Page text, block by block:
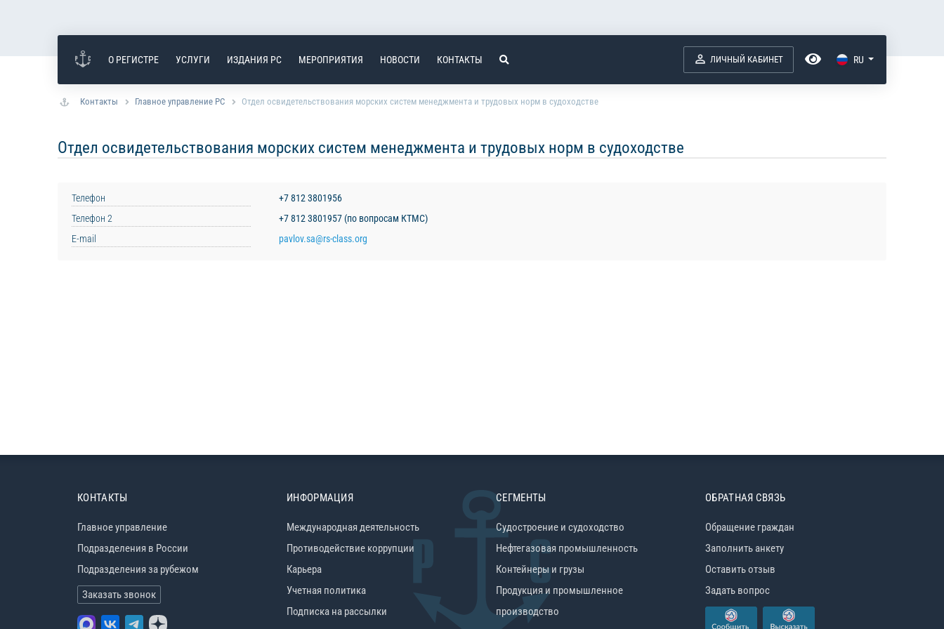
О РЕГИСТРЕ УСЛУГИ ИЗДАНИЯ РС МЕРОПРИЯТИЯ НОВОСТИ КОНТАКТЫ ЛИЧНЫЙ КАБИНЕТ RU
Контакты Главное управление РС Отдел освидетельствования морских систем менеджмента и трудовых норм в судоходстве
Отдел освидетельствования морских систем менеджмента и трудовых норм в судоходстве
Телефон
+7 812 3801956
Телефон 2
+7 812 3801957 (по вопросам КТМС)
E-mail
pavlov.sa@rs-class.org
КОНТАКТЫ
Главное управление
Подразделения в России
Подразделения за рубежом
Заказать звонок
ИНФОРМАЦИЯ
Международная деятельность
Противодействие коррупции
Карьера
Учетная политика
Подписка на рассылки
СЕГМЕНТЫ
Судостроение и судоходство
Нефтегазовая промышленность
Контейнеры и грузы
Продукция и промышленное
производство
ОБРАТНАЯ СВЯЗЬ
Обращение граждан
Заполнить анкету
Оставить отзыв
Задать вопрос